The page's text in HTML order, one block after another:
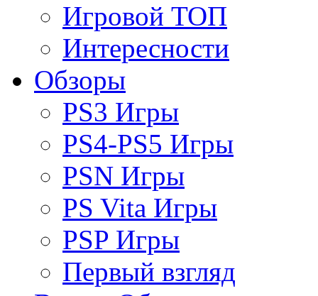
Игровой ТОП
Интересности
Обзоры
PS3 Игры
PS4-PS5 Игры
PSN Игры
PS Vita Игры
PSP Игры
Первый взгляд